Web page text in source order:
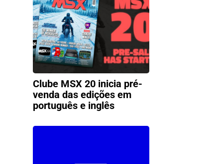
Clube MSX 20 inicia pré-
venda das edições em
português e inglês